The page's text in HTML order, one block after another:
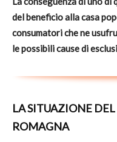
del beneficio alla casa
consumatori che ne
le possibili cause di
LA SITUAZIONE
ROMAGNA